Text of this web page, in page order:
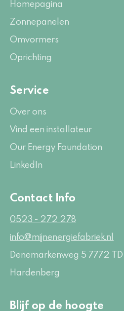
Homepagina
Zonnepanelen
Omvormers
Oprichting
Service
Over ons
Vind een installateur
Our Energy Foundation
LinkedIn
Contact Info
0523 - 272 278
info@mijnenergiefabriek.nl
Denemarkenweg 5 7772 TD
Hardenberg
Blijf op de hoogte